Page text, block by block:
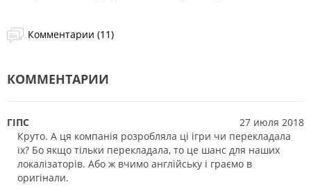
Комментарии (11)
КОММЕНТАРИИ
ГІПС
27 июля 2018
Круто. А ця компанія розробляла ці ігри чи перекладала
їх? Бо якщо тільки перекладала, то це шанс для наших
локалізаторів. Або ж вчимо англійську і граємо в
оригінали.